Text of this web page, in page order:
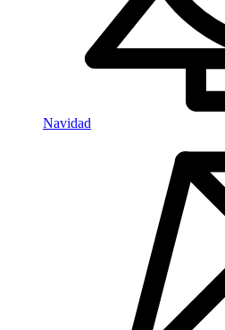
Navidad